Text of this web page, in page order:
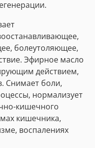
болеутоляющее,
Эфирное масло
действием,
Снимает боли,
нормализует
кишечного
кишечника,
воспалениях